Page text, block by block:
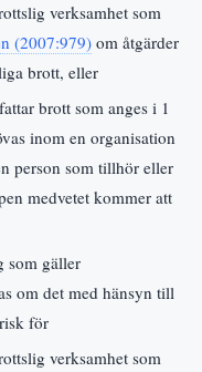
verksamhet som
(2007:979) om åtgärder
brott, eller
brott som anges i 1
inom en organisation
person som tillhör eller
medvetet kommer att
som gäller
om det med hänsyn till
för
verksamhet som